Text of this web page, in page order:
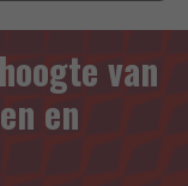
van
en